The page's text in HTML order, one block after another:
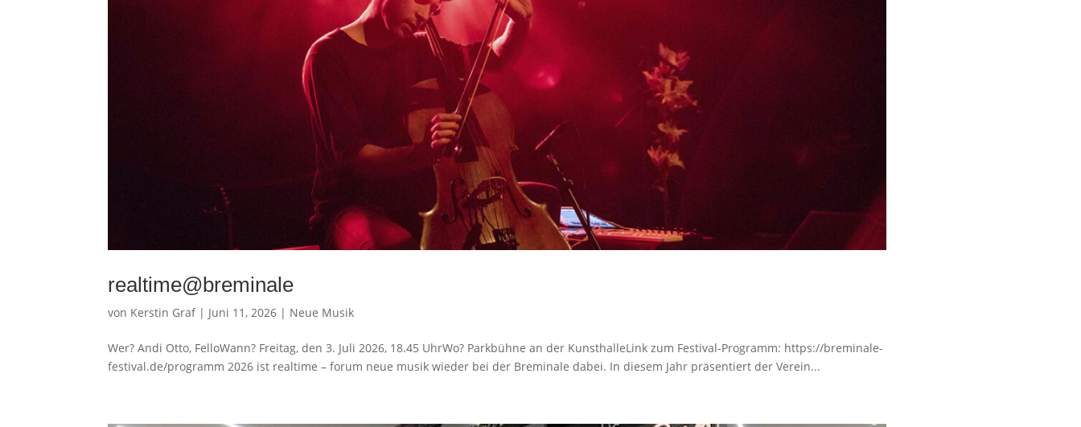
realtime@breminale
von Kerstin Graf| Juni 11, 2026 | Neue Musik
Wer? Andi Otto, FelloWann? Freitag, den 3. Juli 2026, 18.45 UhrWo? Parkbühne an der KunsthalleLink zum Festival-Programm: https://breminale-
festival.de/programm 2026 ist realtime – forum neue musik wieder bei der Breminale dabei. In diesem Jahr präsentiert der Verein...